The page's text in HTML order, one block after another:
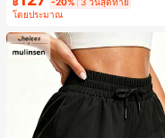
มียม, ลำลองอเนกประสงค์, สวมใ
จำวัน, กลางแจ้ง, ช้อปปิ้ง, การเดิน
เสื้อผ้ากลางแจ้ง
฿ -20% 3 วันสุดท้าย
โดยประมาณ